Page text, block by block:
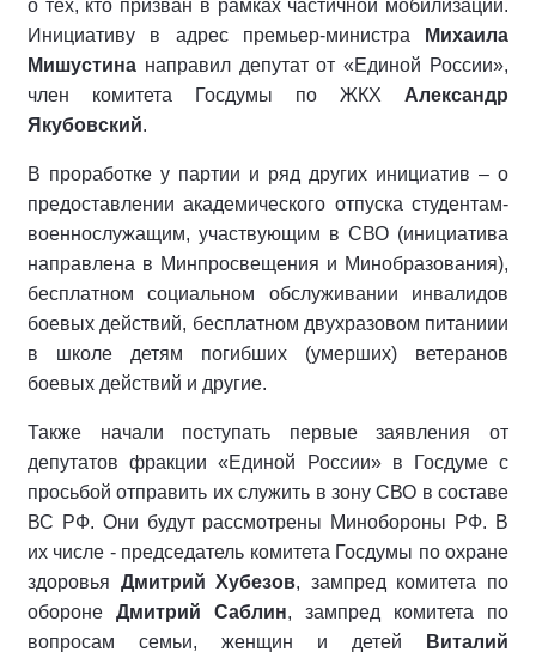
о тех, кто призван в рамках частичной мобилизации.
Инициативу в адрес премьер-министра
Михаила
Мишустина направил депутат от «Единой России»,
член комитета Госдумы по ЖКХ Александр
Якубовский.
В проработке у партии и ряд других инициатив – о
предоставлении академического отпуска студентам-
военнослужащим, участвующим в СВО (инициатива
направлена в Минпросвещения и Минобразования),
бесплатном социальном обслуживании инвалидов
боевых действий, бесплатном двухразовом питаниии
в школе детям погибших (умерших) ветеранов
боевых действий и другие.
Также начали поступать первые заявления от
депутатов фракции «Единой России» в Госдуме с
просьбой отправить их служить в зону СВО в составе
ВС РФ. Они будут рассмотрены Минобороны РФ. В
их числе - председатель комитета Госдумы по охране
здоровья Дмитрий Хубезов, зампред комитета по
обороне Дмитрий Саблин, зампред комитета по
вопросам семьи, женщин и детей
Виталий